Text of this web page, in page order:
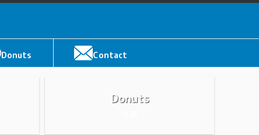
Donuts Contact
Donuts